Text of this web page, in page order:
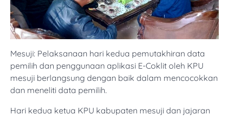
Mesuji: Pelaksanaan hari kedua pemutakhiran data
pemilih dan penggunaan aplikasi E-Coklit oleh KPU
mesuji berlangsung dengan baik dalam mencocokkan
dan meneliti data pemilih.
Hari kedua ketua KPU kabupaten mesuji dan jajaran